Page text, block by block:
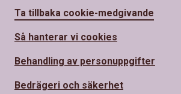
Ta tillbaka cookie-medgivande
Så hanterar vi cookies
Behandling av personuppgifter
Bedrägeri och säkerhet